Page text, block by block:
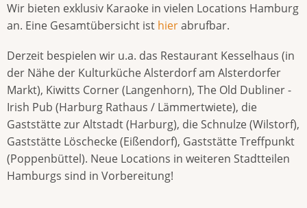
Wir bieten exklusiv Karaoke in vielen Locations Hamburg
an. Eine Gesamtübersicht ist hierabrufbar.
Derzeit bespielen wir u.a. das Restaurant Kesselhaus (in
der Nähe der Kulturküche Alsterdorf am Alsterdorfer
Markt), Kiwitts Corner (Langenhorn), The Old Dubliner -
Irish Pub (Harburg Rathaus / Lämmertwiete), die
Gaststätte zur Altstadt (Harburg), die Schnulze (Wilstorf),
Gaststätte Löschecke (Eißendorf), Gaststätte Treffpunkt
(Poppenbüttel). Neue Locations in weiteren Stadtteilen
Hamburgs sind in Vorbereitung!